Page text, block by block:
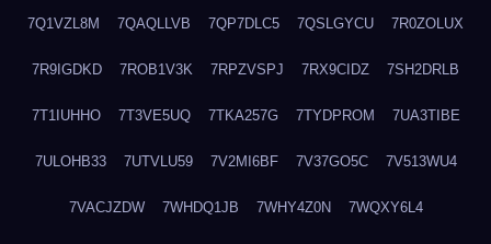
7Q1VZL8M 7QAQLLVB 7QP7DLC5 7QSLGYCU 7R0ZOLUX
7R9IGDKD 7ROB1V3K 7RPZVSPJ 7RX9CIDZ 7SH2DRLB
7T1IUHHO 7T3VE5UQ 7TKA257G 7TYDPROM 7UA3TIBE
7ULOHB33 7UTVLU59 7V2MI6BF 7V37GO5C 7V513WU4
7VACJZDW 7WHDQ1JB 7WHY4Z0N 7WQXY6L4